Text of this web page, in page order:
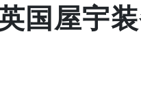
国屋宇